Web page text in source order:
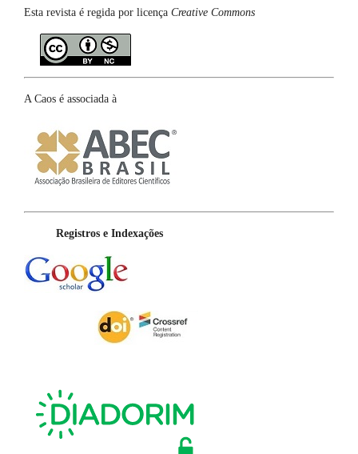
Esta revista é regida por licença Creative Commons
A Caos é associada à
Registros e Indexações